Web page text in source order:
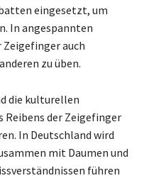
eingesetzt, um
In angespannten
Zeigefinger auch
zu üben.
die kulturellen
Reibens der Zeigefinger
In Deutschland wird
mit Daumen und
führen